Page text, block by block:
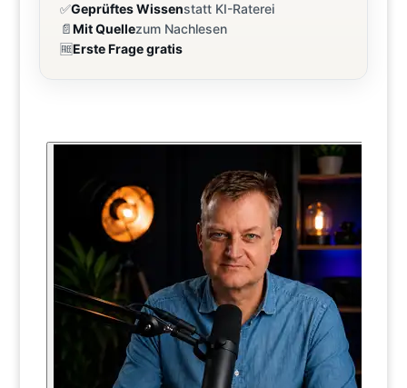
✅Geprüftes Wissenstatt KI-Raterei
📄Mit Quellezum Nachlesen
🆓Erste Frage gratis